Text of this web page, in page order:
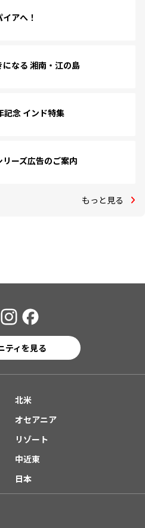
アへ！
なる 湘南・江の島
記念 インド特集
リーズ広告のご案内
もっと見る
ティを見る
北米
オセアニア
リゾート
中近東
日本